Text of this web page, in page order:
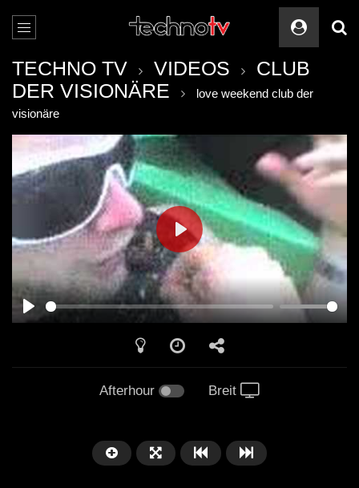
TECHNO TV VIDEOS
CLUB
DER VISIONÄRE
love weekend club der
visionäre
PLAY
PLAY
Afterhour Breit